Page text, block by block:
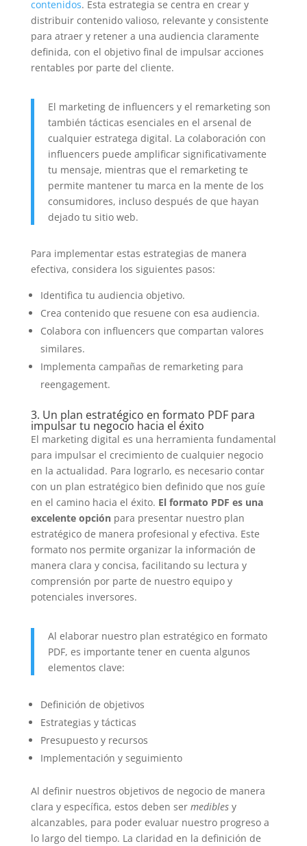
contenidos. Esta estrategia se centra en crear y
distribuir contenido valioso, relevante y consistente
para atraer y retener a una audiencia claramente
definida, con el objetivo final de impulsar acciones
rentables por parte del cliente.
El marketing de influencers y el remarketing son
también tácticas esenciales en el arsenal de
cualquier estratega digital. La colaboración con
influencers puede amplificar significativamente
tu mensaje, mientras que el remarketing te
permite mantener tu marca en la mente de los
consumidores, incluso después de que hayan
dejado tu sitio web.
Para implementar estas estrategias de manera
efectiva, considera los siguientes pasos:
Identifica tu audiencia objetivo.
Crea contenido que resuene con esa audiencia.
Colabora con influencers que compartan valores
similares.
Implementa campañas de remarketing para
reengagement.
3. Un plan estratégico en formato PDF para
impulsar tu negocio hacia el éxito
El marketing digital es una herramienta fundamental
para impulsar el crecimiento de cualquier negocio
en la actualidad. Para lograrlo, es necesario contar
con un plan estratégico bien definido que nos guíe
en el camino hacia el éxito. El formato PDF es una
excelente opciónpara presentar nuestro plan
estratégico de manera profesional y efectiva. Este
formato nos permite organizar la información de
manera clara y concisa, facilitando su lectura y
comprensión por parte de nuestro equipo y
potenciales inversores.
Al elaborar nuestro plan estratégico en formato
PDF, es importante tener en cuenta algunos
elementos clave:
Definición de objetivos
Estrategias y tácticas
Presupuesto y recursos
Implementación y seguimiento
Al definir nuestros objetivos de negocio de manera
clara y específica, estos deben ser mediblesy
alcanzables, para poder evaluar nuestro progreso a
lo largo del tiempo. La claridad en la definición de